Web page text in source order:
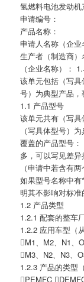
氢燃料电池发动机
申请编号：
产品名称：
申请人名称（企业
生产者（制造商
（企业名称）：
该单元包括（写
号）为典型产品，
1.1 产品型号
该单元共有（写
（写具体型号）
覆盖的产品型号
多，可以写见差异
（申请中若含有
如果型号名称中
明其不影响对标准
1.2 产品类型
1.2.1 配套的整车
1.2.2 应用车型（
M1、M2、N1、
M3、N2、N3、
1.2.3 产品的类型
PEMFC